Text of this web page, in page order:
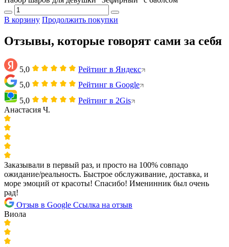
В корзину Продолжить покупки
Отзывы, которые говорят сами за себя
5,0
Рейтинг в Яндекс
5,0
Рейтинг в Google
5,0
Рейтинг в 2Gis
Анастасия Ч.
Заказывали в первый раз, и просто на 100% совпадо
ожидание/реальность. Быстрое обслуживание, доставка, и
море эмоций от красоты! Спасибо! Именинник был очень
рад!
Отзыв в Google Ссылка на отзыв
Виола